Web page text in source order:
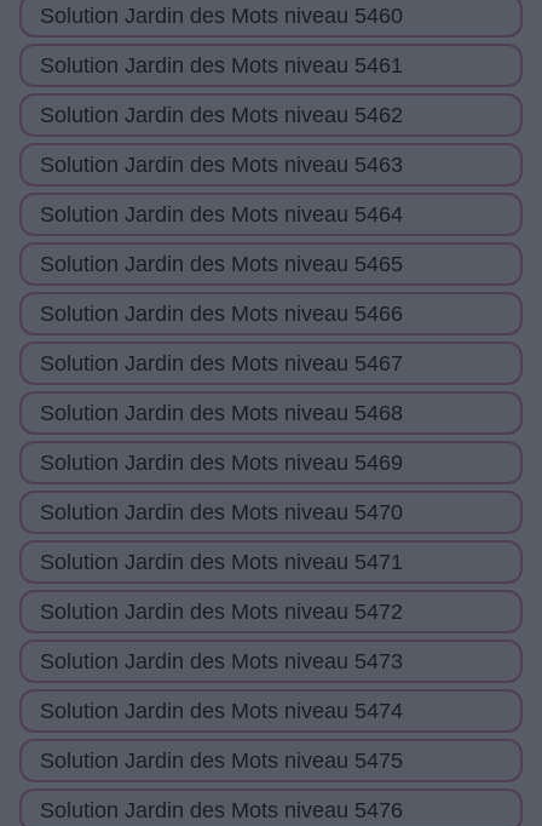
Solution Jardin des Mots niveau 5460
Solution Jardin des Mots niveau 5461
Solution Jardin des Mots niveau 5462
Solution Jardin des Mots niveau 5463
Solution Jardin des Mots niveau 5464
Solution Jardin des Mots niveau 5465
Solution Jardin des Mots niveau 5466
Solution Jardin des Mots niveau 5467
Solution Jardin des Mots niveau 5468
Solution Jardin des Mots niveau 5469
Solution Jardin des Mots niveau 5470
Solution Jardin des Mots niveau 5471
Solution Jardin des Mots niveau 5472
Solution Jardin des Mots niveau 5473
Solution Jardin des Mots niveau 5474
Solution Jardin des Mots niveau 5475
Solution Jardin des Mots niveau 5476